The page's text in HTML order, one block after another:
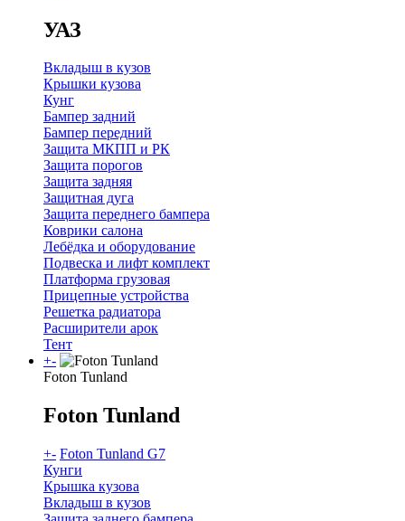
УАЗ
Вкладыш в кузов
Крышки кузова
Кунг
Бампер задний
Бампер передний
Защита МКПП и РК
Защита порогов
Защита задняя
Защитная дуга
Защита переднего бампера
Коврики салона
Лебёдка и оборудование
Подвеска и лифт комплект
Платформа грузовая
Прицепные устройства
Решетка радиатора
Расширители арок
Тент
+-
Foton Tunland
Foton Tunland
+- Foton Tunland G7
Кунги
Крышка кузова
Вкладыш в кузов